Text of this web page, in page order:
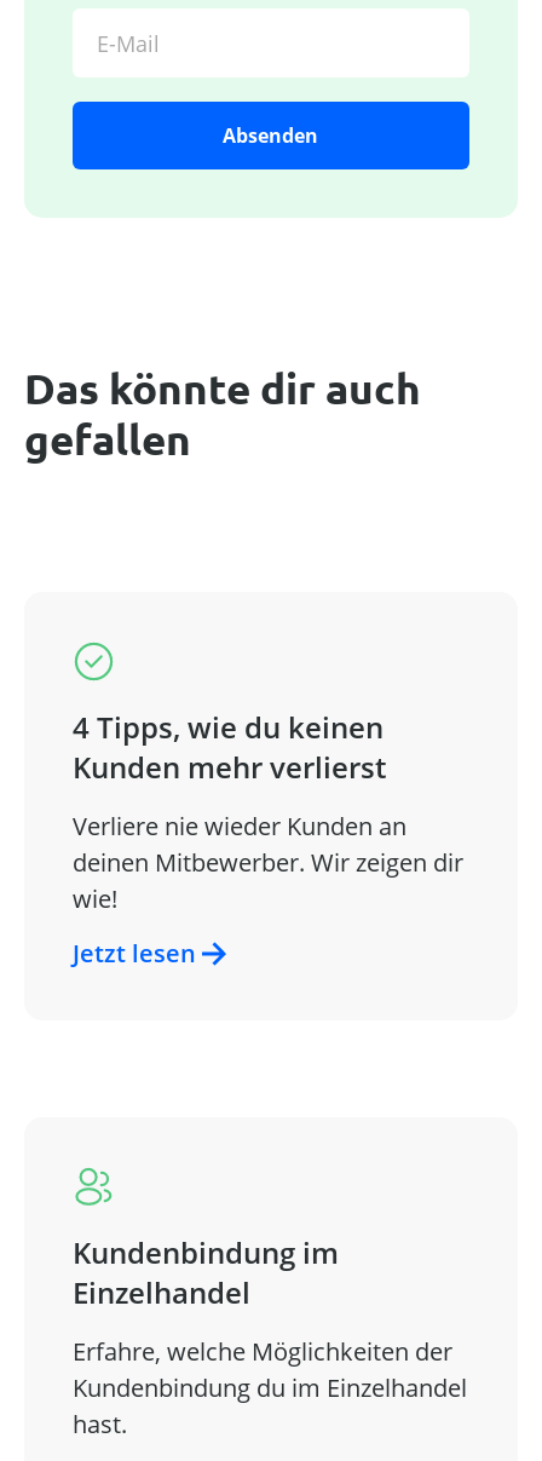
E-Mail
Das könnte dir auch
gefallen
4 Tipps, wie du keinen
Kunden mehr verlierst
Verliere nie wieder Kunden an
deinen Mitbewerber. Wir zeigen dir
wie!
Jetzt lesen
Kundenbindung im
Einzelhandel
Erfahre, welche Möglichkeiten der
Kundenbindung du im Einzelhandel
hast.